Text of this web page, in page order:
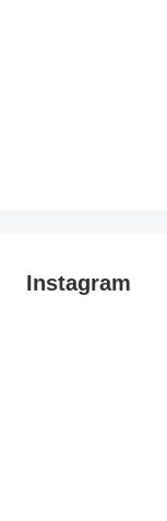
Instagram